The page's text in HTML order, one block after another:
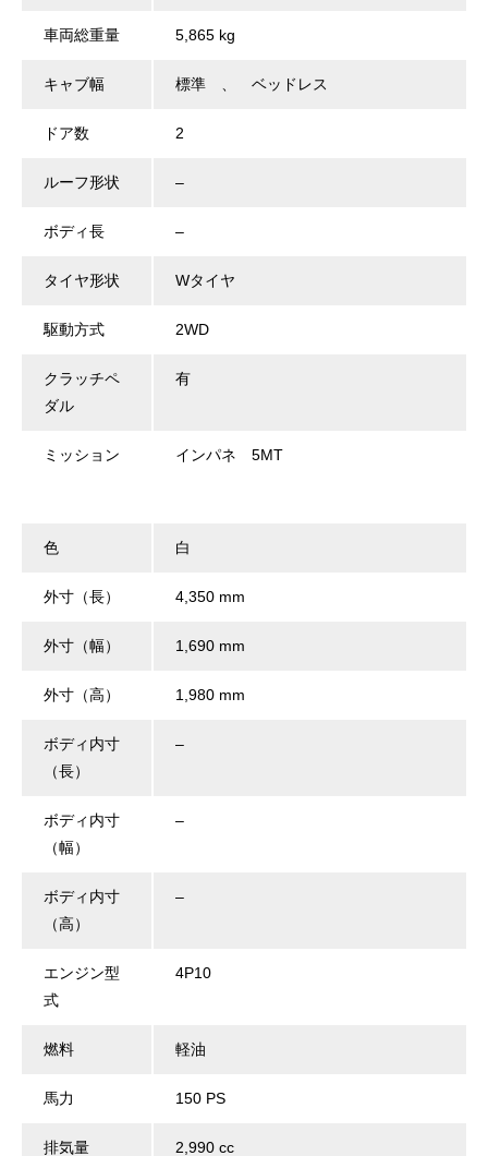
車両総重量 5,865 kg
キャブ幅 標準 、 ベッドレス
ドア数 2
ルーフ形状 –
ボディ長 –
タイヤ形状 Wタイヤ
駆動方式 2WD
クラッチペ
ダル
有
ミッション インパネ 5MT
色 白
外寸（長） 4,350 mm
外寸（幅） 1,690 mm
外寸（高） 1,980 mm
ボディ内寸
（長）
–
ボディ内寸
（幅）
–
ボディ内寸
（高）
–
エンジン型
式
4P10
燃料 軽油
馬力 150 PS
排気量 2,990 cc